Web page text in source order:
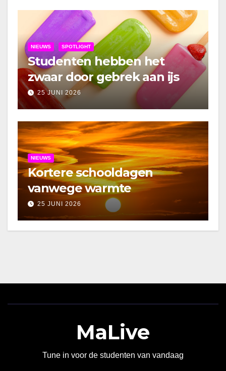
NIEUWS SPOTLIGHT
Studenten hebben het
zwaar door gebrek aan ijs
25 JUNI 2026
NIEUWS
Kortere schooldagen
vanwege warmte
25 JUNI 2026
MaLive
Tune in voor de studenten van vandaag